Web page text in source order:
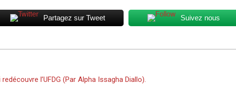
Partagez sur Tweet Suivez nous
l’UFDG (Par Alpha Issagha Diallo).